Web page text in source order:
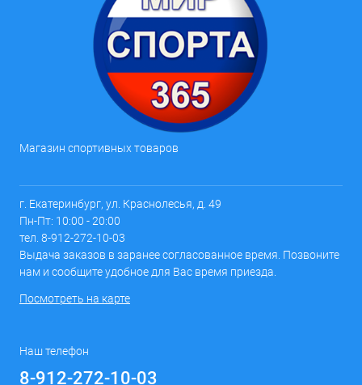
Магазин спортивных товаров
г. Екатеринбург, ул. Краснолесья, д. 49
Пн-Пт: 10:00 - 20:00
тел. 8-912-272-10-03
Выдача заказов в заранее согласованное время. Позвоните
нам и сообщите удобное для Вас время приезда.
Посмотреть на карте
Наш телефон
8-912-272-10-03